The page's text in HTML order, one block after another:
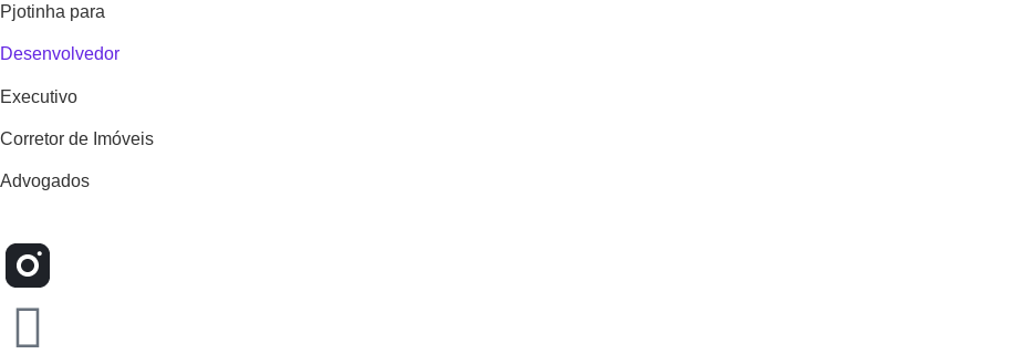
Pjotinha para
Desenvolvedor
Executivo
Corretor de Imóveis
Advogados